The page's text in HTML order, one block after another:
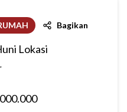
Bagikan
Lokasi